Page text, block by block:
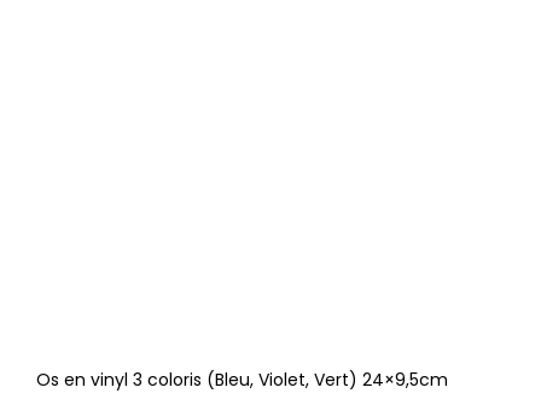
Os en vinyl 3 coloris (Bleu, Violet, Vert) 24×9,5cm